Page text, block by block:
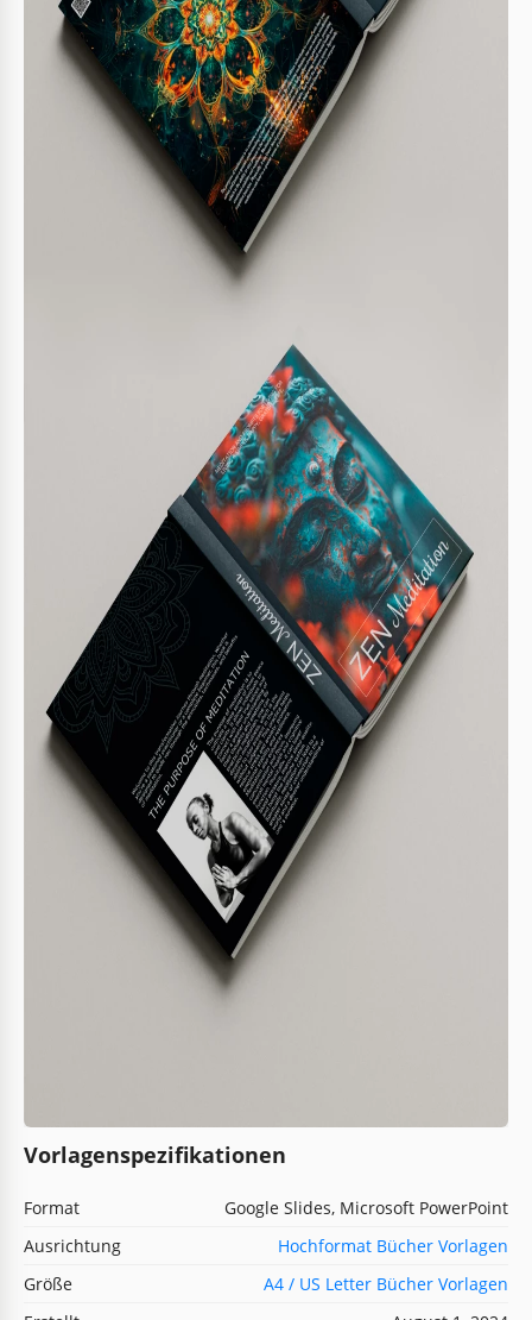
Vorlagenspezifikationen
Format
Google Slides, Microsoft PowerPoint
Ausrichtung
Hochformat Bücher Vorlagen
Größe
A4 / US Letter Bücher Vorlagen